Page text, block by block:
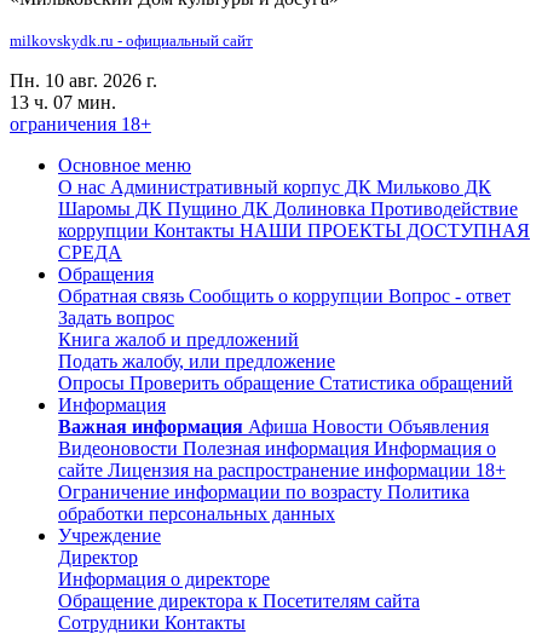
milkovskydk.ru - официальный сайт
Пн. 10 авг. 2026 г.
13 ч. 07 мин.
ограничения 18+
Основное меню
О нас Административный корпус ДК Мильково ДК
Шаромы ДК Пущино ДК Долиновка Противодействие
коррупции Контакты НАШИ ПРОЕКТЫ ДОСТУПНАЯ
СРЕДА
Обращения
Обратная связь Сообщить о коррупции Вопрос - ответ
Задать вопрос
Книга жалоб и предложений
Подать жалобу, или предложение
Опросы Проверить обращение Статистика обращений
Информация
Важная информация Афиша Новости Объявления
Видеоновости Полезная информация Информация о
сайте Лицензия на распространение информации 18+
Ограничение информации по возрасту Политика
обработки персональных данных
Учреждение
Директор
Информация о директоре
Обращение директора к Посетителям сайта
Сотрудники Контакты